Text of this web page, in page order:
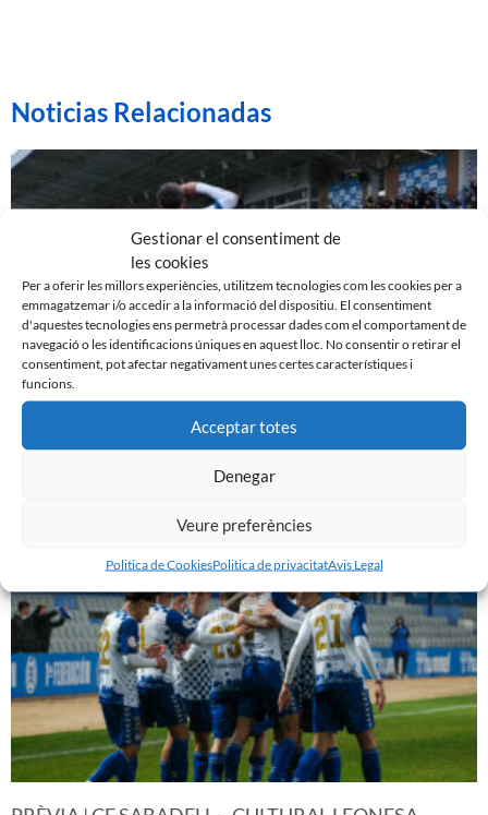
Gestionar el consentiment de
les cookies
Per a oferir les millors experiències, utilitzem tecnologies com les cookies per a
emmagatzemar i/o accedir a la informació del dispositiu. El consentiment
d'aquestes tecnologies ens permetrà processar dades com el comportament de
navegació o les identificacions úniques en aquest lloc. No consentir o retirar el
consentiment, pot afectar negativament unes certes característiques i
funcions.
Acceptar totes
Denegar
Veure preferències
Politica de CookiesPolitica de privacitatAvis Legal
Noticias Relacionadas
EL SABADELL EMPATA DAVANT LA CULTURAL A LA
NOVA CREU ALTA